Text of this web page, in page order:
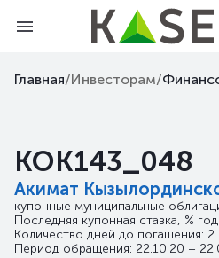
Главная/Инвесторам/
KOK143_048
Акимат
купонные муниципальные
Последняя купонная ставка, %
Количество дней до погашения: 2
Период обращения: 22.10.20 –